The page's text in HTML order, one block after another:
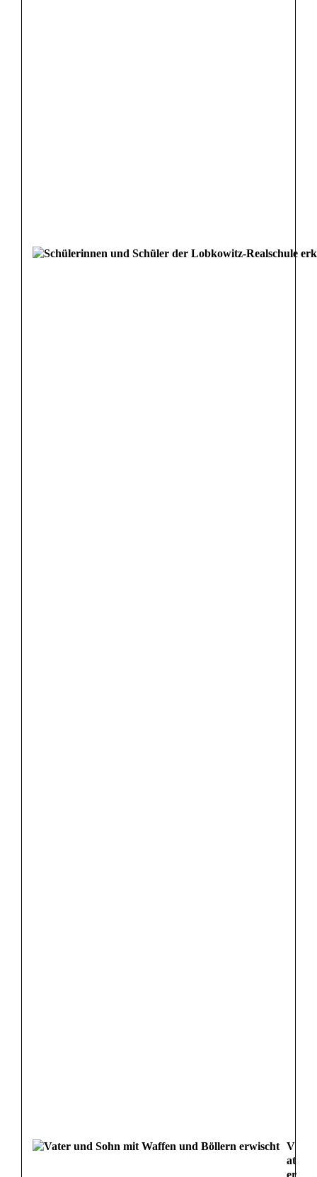
V
at
er